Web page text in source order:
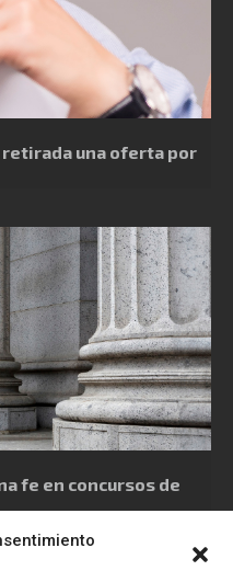
retirada una oferta por
fe en concursos de